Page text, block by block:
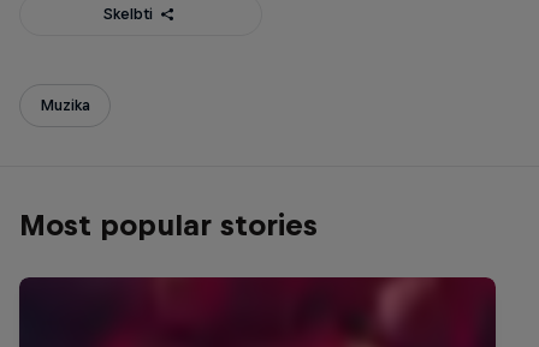
Skelbti
Muzika
Most popular stories